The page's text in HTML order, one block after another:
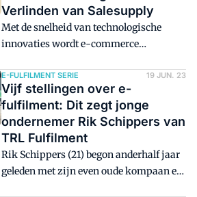
waren toegevoegd.
Verlinden van Salesupply
Met de snelheid van technologische
innovaties wordt e-commerce
E-fulfilment moet smart zijn, net zoals
de rest van je e-commerce operatie, zegt
Ludo Verlinden, global sales director van
Salesupply. Daarom richt Salesupply
zich niet alleen op het aansluiten van
zoveel mogelijk centers, maar zijn ze
ook voortdurend bezig met het
E-FULFILMENT SERIE 19 JUN. 23
Vijf stellingen over e-
fulfilment: Dit zegt jonge
ondernemer Rik Schippers van
TRL Fulfilment
Rik Schippers (21) begon anderhalf jaar
geleden met zijn even oude kompaan en